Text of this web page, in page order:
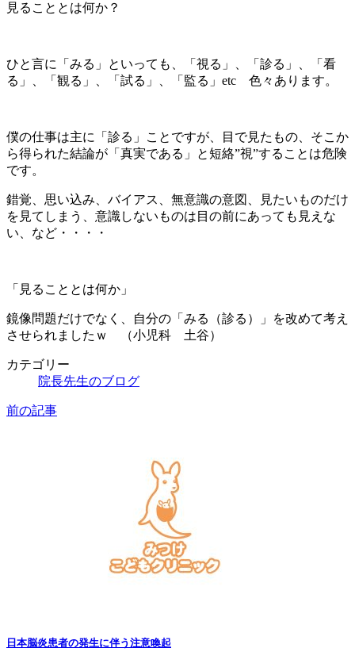
見ることとは何か？
ひと言に「みる」といっても、「視る」、「診る」、「看
る」、「観る」、「試る」、「監る」etc 色々あります。
僕の仕事は主に「診る」ことですが、目で見たもの、そこか
ら得られた結論が「真実である」と短絡”視”することは危険
です。
錯覚、思い込み、バイアス、無意識の意図、見たいものだけ
を見てしまう、意識しないものは目の前にあっても見えな
い、など・・・・
「見ることとは何か」
鏡像問題だけでなく、自分の「みる（診る）」を改めて考え
させられましたｗ （小児科 土谷）
カテゴリー
院長先生のブログ
前の記事
日本脳炎患者の発生に伴う注意喚起